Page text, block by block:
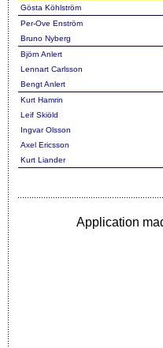
Gösta Köhlström
Per-Ove Enström
Bruno Nyberg
Björn Anlert
Lennart Carlsson
Bengt Anlert
Kurt Hamrin
Leif Skiöld
Ingvar Olsson
Axel Ericsson
Kurt Liander
Application